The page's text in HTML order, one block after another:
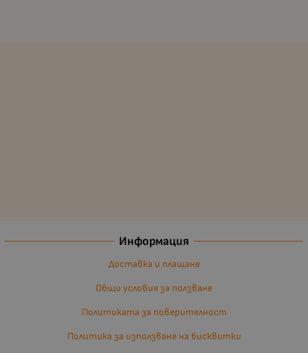
Информация
Доставка и плащане
Общи условия за ползване
Политиката за поверителност
Политика за използване на бисквитки